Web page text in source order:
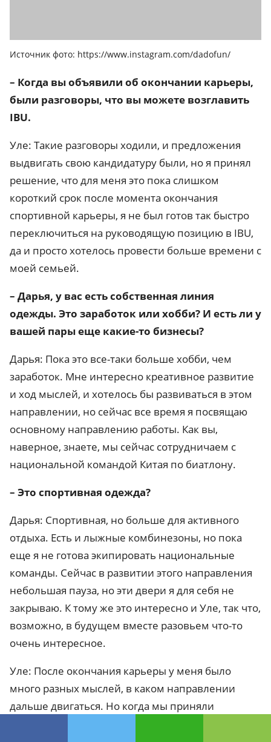
Источник фото: https://www.instagram.com/dadofun/
– Когда вы объявили об окончании карьеры,
были разговоры, что вы можете возглавить
IBU.
Уле: Такие разговоры ходили, и предложения
выдвигать свою кандидатуру были, но я принял
решение, что для меня это пока слишком
короткий срок после момента окончания
спортивной карьеры, я не был готов так быстро
переключиться на руководящую позицию в IBU,
да и просто хотелось провести больше времени с
моей семьей.
– Дарья, у вас есть собственная линия
одежды. Это заработок или хобби? И есть ли у
вашей пары еще какие-то бизнесы?
Дарья: Пока это все-таки больше хобби, чем
заработок. Мне интересно креативное развитие
и ход мыслей, и хотелось бы развиваться в этом
направлении, но сейчас все время я посвящаю
основному направлению работы. Как вы,
наверное, знаете, мы сейчас сотрудничаем с
национальной командой Китая по биатлону.
– Это спортивная одежда?
Дарья: Спортивная, но больше для активного
отдыха. Есть и лыжные комбинезоны, но пока
еще я не готова экипировать национальные
команды. Сейчас в развитии этого направления
небольшая пауза, но эти двери я для себя не
закрываю. К тому же это интересно и Уле, так что,
возможно, в будущем вместе разовьем что-то
очень интересное.
Уле: После окончания карьеры у меня было
много разных мыслей, в каком направлении
дальше двигаться. Но когда мы приняли